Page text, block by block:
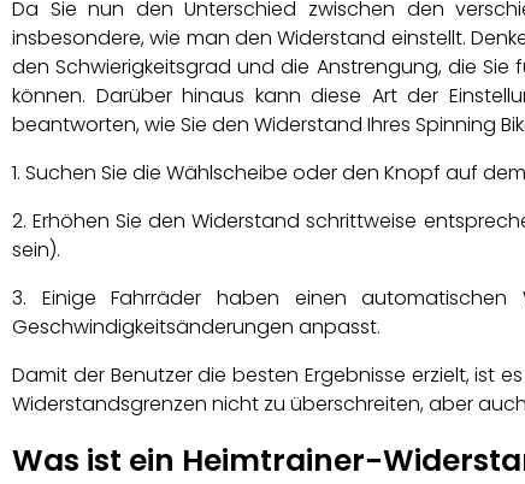
Da Sie nun den Unterschied zwischen den
insbesondere, wie man den Widerstand einstellt.
den Schwierigkeitsgrad und die Anstrengung, die
können. Darüber hinaus kann diese Art der
beantworten, wie Sie den Widerstand Ihres Spinning
Suchen Sie die Wählscheibe oder den Knopf auf
Erhöhen Sie den Widerstand schrittweise
sein).
Einige Fahrräder haben einen
Geschwindigkeitsänderungen anpasst.
Damit der Benutzer die besten Ergebnisse erzielt, ist
Widerstandsgrenzen nicht zu überschreiten, aber
Was ist ein Heimtrainer-